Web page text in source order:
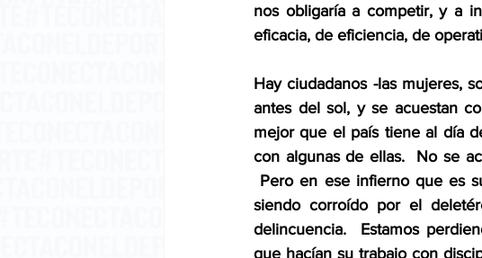
nos obligaría a competir, y a
eficacia, de eficiencia, de
Hay ciudadanos -las mujeres,
antes del sol, y se acuestan
mejor que el país tiene al día
con algunas de ellas.  No se
Pero en ese infierno que es
siendo corroído por el
delincuencia.  Estamos
que hacían su trabajo con